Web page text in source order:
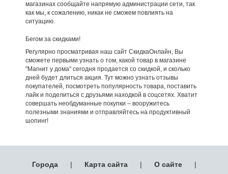
магазинах сообщайте напрямую администрации сети, так
как мы, к сожалению, никак не сможем повлиять на
ситуацию.
Бегом за скидками!
Регулярно просматривая наш сайт СкидкаОнлайн, Вы
сможете первыми узнать о том, какой товар в магазине
"Магнит у дома" сегодня продается со скидкой, и сколько
дней будет длиться акция. Тут можно узнать отзывы
покупателей, посмотреть популярность товара, поставить
лайк и поделиться с друзьями находкой в соцсетях. Хватит
совершать необдуманные покупки – вооружитесь
полезными знаниями и отправляйтесь на продуктивный
шопинг!
Города | Карта сайта | О сайте
|